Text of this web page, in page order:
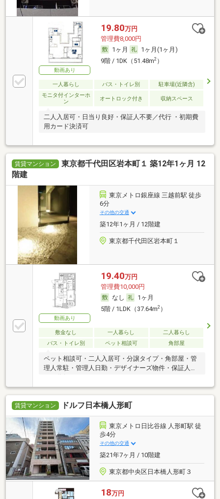
動画あり
19.80万円
管理費8,000円
1ヶ月
1ヶ月(1ヶ月)
9階 / 1DK（51.48m2）
一人暮らし バス・トイレ別
駐車場(近隣含)
モニタ付インターホ
ン
オートロック付き 収納スペース
二人入居可・日当り良好・保証人不要／代行 ・初期費
用カード決済可
賃貸マンション
東京都千代田区岩本町１ 築12年1ヶ月 12
階建
東京メトロ銀座線 三越前駅 徒歩
6分
その他の交通
築12年1ヶ月 / 12階建
東京都千代田区岩本町１
動画あり
19.40万円
管理費10,000円
なし
1ヶ月
5階 / 1LDK（37.64m2）
敷金なし 一人暮らし
二人暮らし
バス・トイレ別
ペット相談可 角部屋
ペット相談可・二人入居可・分譲タイプ・角部屋・管
理人常駐・管理人日勤・デザイナーズ物件・保証人不
賃貸マンション ドルフ日本橋人形町
東京メトロ日比谷線 人形町駅 徒
歩4分
その他の交通
築21年7ヶ月 / 10階建
東京都中央区日本橋人形町３
18万円